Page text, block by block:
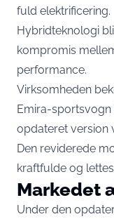
fuld elektrificering.
Hybridteknologi
kompromis
performance.
Virksomheden
Emira-
opdateret version
Den reviderede
kraftfulde og
Markedet
Under den